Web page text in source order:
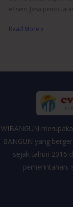
efisien. Jasa
Read More »
WIBANGUN
BANGUN yang
sejak tahun 2016
pemerintahan,